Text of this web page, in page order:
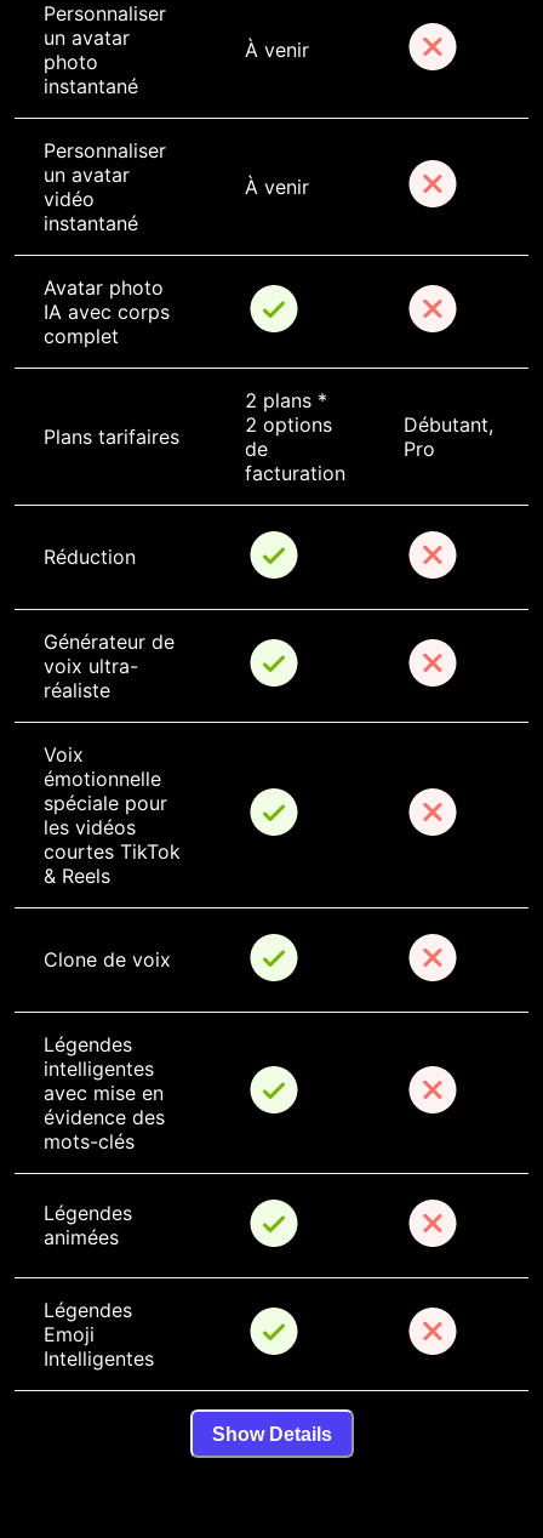
Personnaliser
un avatar
photo
instantané
À venir
Personnaliser
un avatar
vidéo
instantané
À venir
Avatar photo
IA avec corps
complet
Plans tarifaires
2 plans *
2 options
de
facturation
Débutant,
Pro
Réduction
Générateur de
voix ultra-
réaliste
Voix
émotionnelle
spéciale pour
les vidéos
courtes TikTok
& Reels
Clone de voix
Légendes
intelligentes
avec mise en
évidence des
mots-clés
Légendes
animées
Légendes
Emoji
Intelligentes
Show Details